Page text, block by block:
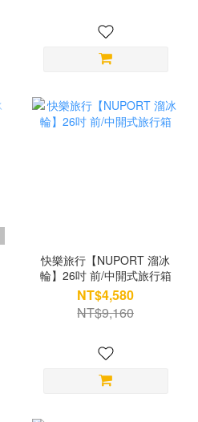
快樂旅行【NUPORT 溜冰
輪】26吋 前/中開式旅行箱
NT$4,580
NT$9,160